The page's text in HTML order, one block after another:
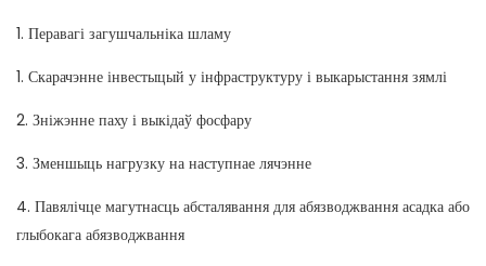
1. Перавагі загушчальніка шламу
1. Скарачэнне інвестыцый у інфраструктуру і выкарыстання зямлі
2. Зніжэнне паху і выкідаў фосфару
3. Зменшыць нагрузку на наступнае лячэнне
4. Павялічце магутнасць абсталявання для абязводжвання асадка або
глыбокага абязводжвання